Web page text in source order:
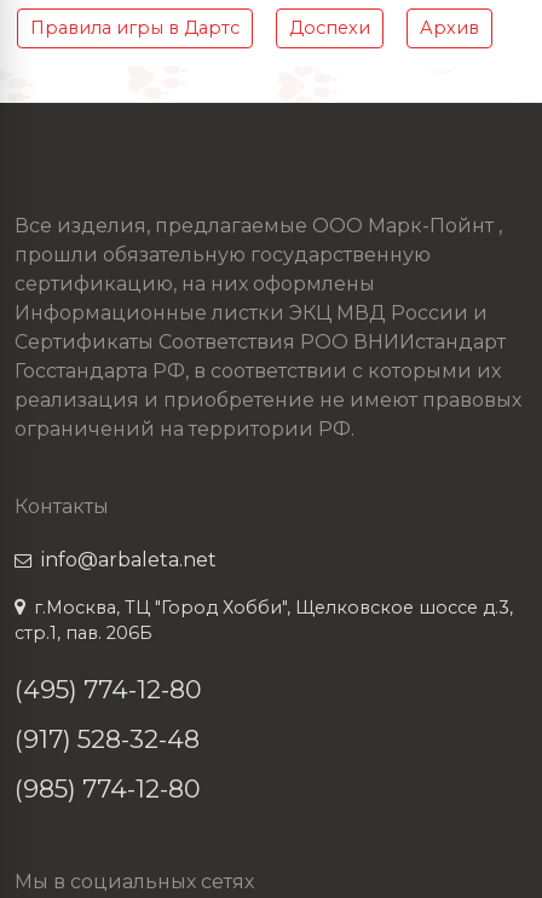
Правила игры в Дартс Доспехи Архив
Все изделия, предлагаемые ООО Марк-Пойнт ,
прошли обязательную государственную
сертификацию, на них оформлены
Информационные листки ЭКЦ МВД России и
Сертификаты Соответствия РОО ВНИИстандарт
Госстандарта РФ, в соответствии с которыми их
реализация и приобретение не имеют правовых
ограничений на территории РФ.
Контакты
info@arbaleta.net
г.Москва, ТЦ "Город Хобби", Щелковское шоссе д.3,
стр.1, пав. 206Б
(495) 774-12-80
(917) 528-32-48
(985) 774-12-80
Мы в социальных сетях